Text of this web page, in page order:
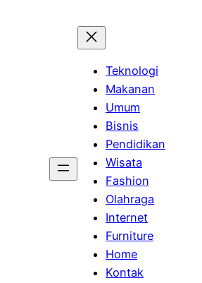
Teknologi
Makanan
Umum
Bisnis
Pendidikan
Wisata
Fashion
Olahraga
Internet
Furniture
Home
Kontak